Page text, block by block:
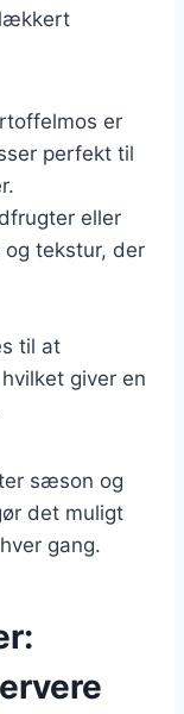
er
perfekt til
eller
tekstur, der
til at
giver en
sæson og
det muligt
gang.